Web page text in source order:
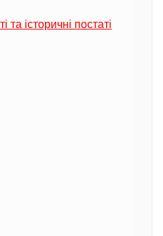
та історичні постаті